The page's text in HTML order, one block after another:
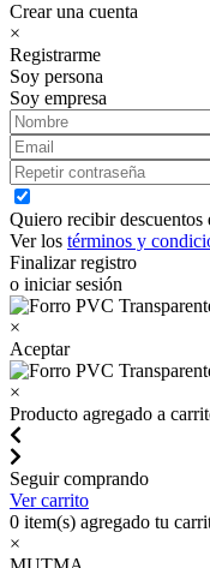
Crear una cuenta
×
Registrarme
Soy persona
Soy empresa
Quiero recibir
Ver los términos y
Finalizar registro
o iniciar sesión
×
Aceptar
×
Producto agregado a
Seguir comprando
Ver carrito
0 item(s) agregado tu
×